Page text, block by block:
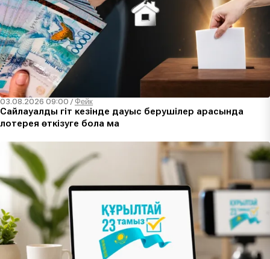
03.08.2026 09:00 /Фейк
Сайлауалды үгіт кезінде дауыс берушілер арасында
лотерея өткізуге бола ма